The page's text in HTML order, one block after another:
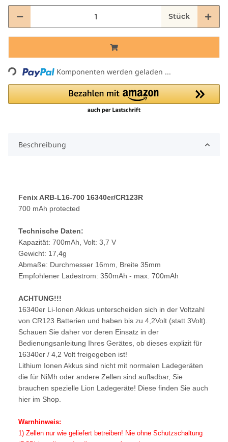
Stück
Loading... Komponenten werden geladen ...
Beschreibung
Fenix ARB-L16-700 16340er/CR123R
700 mAh protected
Technische Daten:
Kapazität: 700mAh, Volt: 3,7 V
Gewicht: 17,4g
Abmaße: Durchmesser 16mm, Breite 35mm
Empfohlener Ladestrom: 350mAh - max. 700mAh
ACHTUNG!!!
16340er Li-Ionen Akkus unterscheiden sich in der Voltzahl
von CR123 Batterien und haben bis zu 4,2Volt (statt 3Volt).
Schauen Sie daher vor deren Einsatz in der
Bedienungsanleitung Ihres Gerätes, ob dieses explizit für
16340er / 4,2 Volt freigegeben ist!
Lithium Ionen Akkus sind nicht mit normalen Ladegeräten
die für NiMh oder andere Zellen sind aufladbar, Sie
brauchen spezielle Lion Ladegeräte! Diese finden Sie auch
hier im Shop.
Warnhinweis:
1) Zellen nur wie geliefert betreiben! Nie ohne Schutzschaltung